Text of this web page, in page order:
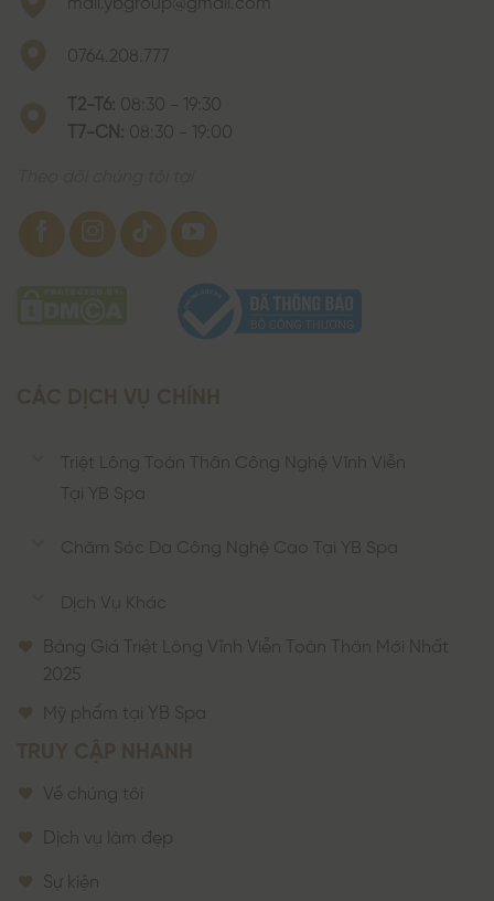
0764.208.777
T2-T6: 08:30 - 19:30
T7-CN: 08:30 - 19:00
Triệt Lông Toàn Thân Công Nghệ Vĩnh Viễn
Tại YB Spa
Chăm Sóc Da Công Nghệ Cao Tại YB Spa
Dịch Vụ Khác
Bảng Giá Triệt Lông Vĩnh Viễn Toàn Thân Mới Nhất
2025
Mỹ phẩm tại YB Spa
Về chúng tôi
Dịch vụ làm đẹp
Sự kiện